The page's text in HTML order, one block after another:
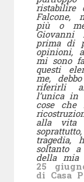
ristabilire
Falcone,
più o
Giovanni
prima di
opinioni,
mi sono
questi
me,
riferirli
l’unica in
cose che
alla vita
tragedia,
soltanto
della mia
25
di Casa